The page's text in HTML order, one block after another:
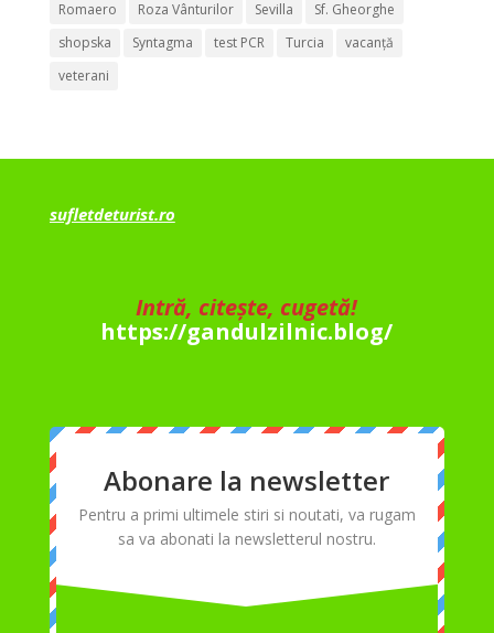
Romaero
Roza Vânturilor Sevilla
Sf. Gheorghe
shopska
Syntagma test PCR Turcia
vacanță
veterani
sufletdeturist.ro
Intră, citește, cugetă!
https://gandulzilnic.blog/
Abonare la newsletter
Pentru a primi ultimele stiri si noutati, va rugam
sa va abonati la newsletterul nostru.